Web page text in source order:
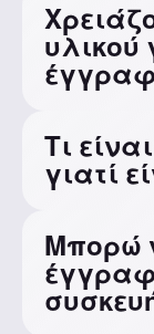
Τι
γιατί
Μπορώ